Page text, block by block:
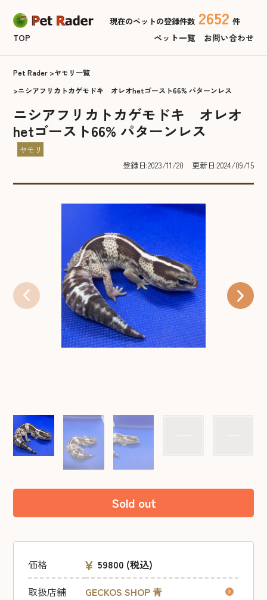
現在のペットの登録件数 2652 件
TOP
ペット一覧 お問い合わせ
Pet Rader
ヤモリ一覧
ニシアフリカトカゲモドキ オレオhetゴースト66% パターンレス
ニシアフリカトカゲモドキ オレオ
hetゴースト66% パターンレス
ヤモリ
登録日:2023/11/20
更新日:2024/09/15
Sold out
価格 59800 (税込)
取扱店舗
GECKOS SHOP 青